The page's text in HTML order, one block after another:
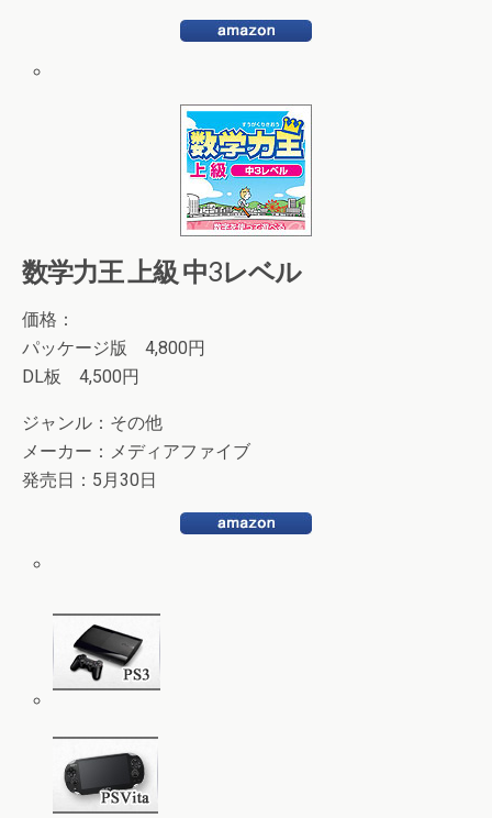
数学力王 上級 中3レベル
価格：
パッケージ版 4,800円
DL板 4,500円
ジャンル：その他
メーカー：メディアファイブ
発売日：5月30日